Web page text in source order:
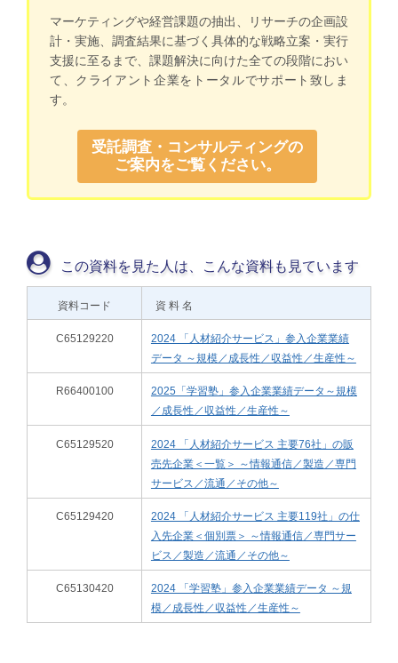
マーケティングや経営課題の抽出、リサーチの企画設
計・実施、調査結果に基づく具体的な戦略立案・実行
支援に至るまで、課題解決に向けた全ての段階におい
て、クライアント企業をトータルでサポート致しま
す。
受託調査・コンサルティングの
ご案内をご覧ください。
この資料を見た人は、こんな資料も見ています
資料コード 資 料 名
C65129220
2024 「人材紹介サービス」参入企業業績
データ ～規模／成長性／収益性／生産性～
R66400100
2025「学習塾」参入企業業績データ～規模
／成長性／収益性／生産性～
C65129520
2024 「人材紹介サービス 主要76社」の販
売先企業＜一覧＞ ～情報通信／製造／専門
サービス／流通／その他～
C65129420
2024 「人材紹介サービス 主要119社」の仕
入先企業＜個別票＞ ～情報通信／専門サー
ビス／製造／流通／その他～
C65130420
2024 「学習塾」参入企業業績データ ～規
模／成長性／収益性／生産性～